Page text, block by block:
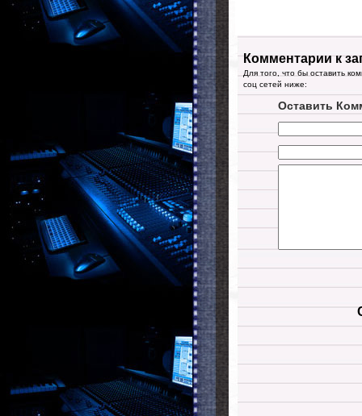
Комментарии к
Для того, что бы оставить
соц сетей ниже:
Оставить